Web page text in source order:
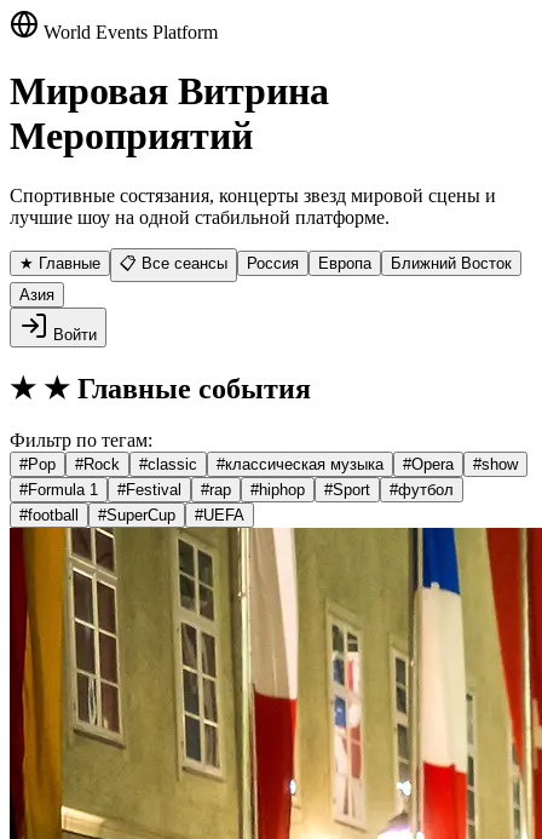
World Events Platform
Мировая Витрина
Мероприятий
Спортивные состязания, концерты звезд мировой сцены и
лучшие шоу на одной стабильной платформе.
★ Главные 📋 Все сеансы Россия Европа
Ближний Восток
Азия
Войти
★ ★ Главные события
Фильтр по тегам:
#Pop #Rock #classic #классическая музыка #Opera #show
#Formula 1 #Festival #rap #hiphop #Sport #футбол
#football #SuperCup #UEFA